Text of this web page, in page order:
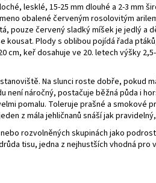
lesklé, 15-25 mm dlouhé a 2-3 mm
obalené červeným rosolovitým
pouze červený sladký míšek je jedlý a
kousat. Plody s oblibou pojídá řada
cm, keř dosahuje ve 20. letech výšky
Na slunci roste dobře, pokud
není náročný, postačuje běžná půda i
pomalu. Toleruje prašné a smokové
z mála jehličnanů snáší jak
rozvolněných skupinách jako
tisu, jedna z nejhustších vhodná pro